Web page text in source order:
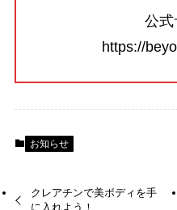
公式
https://
お知らせ
クレアチンで美ボディを手
に入れよう！